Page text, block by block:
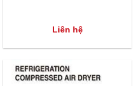
Liên hệ